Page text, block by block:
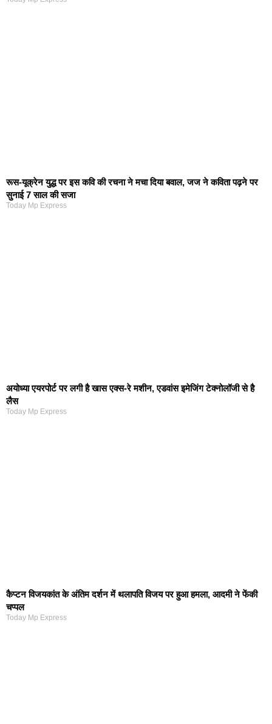
रूस-यूक्रेन युद्ध पर इस कवि की रचना ने मचा दिया बवाल, जज ने कविता पढ़ने पर
सुनाई 7 साल की सजा
Today Mp Express
अयोध्या एयरपोर्ट पर लगी है खास एक्स-रे मशीन, एडवांस इमेजिंग टेक्नोलॉजी से है
लैस
Today Mp Express
कैप्टन विजयकांत के अंतिम दर्शन में थलापति विजय पर हुआ हमला, आदमी ने फेंकी
चप्पल
Today Mp Express